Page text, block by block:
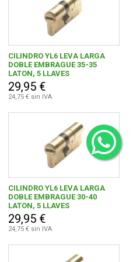
CILINDRO YL6 LEVA LARGA
DOBLE EMBRAGUE 35-35
LATON, 5 LLAVES
29,95 €
24,75 € sin IVA
CILINDRO YL6 LEVA LARGA
DOBLE EMBRAGUE 30-40
LATON, 5 LLAVES
29,95 €
24,75 € sin IVA